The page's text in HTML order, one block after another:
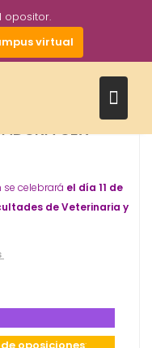
opositor.
virtual
OPOSICIÓN
UEX
celebrará el día 11 de
de Veterinaria y